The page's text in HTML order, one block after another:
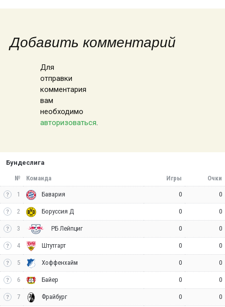
Добавить комментарий
Для
отправки
комментария
вам
необходимо
авторизоваться.
Бундеслига
№ Команда Игры Очки
1 Бавария 0 0
2 Боруссия Д 0 0
3 РБ Лейпциг 0 0
4 Штутгарт 0 0
5 Хоффенхайм 0 0
6 Байер 0 0
7 Фрайбург 0 0